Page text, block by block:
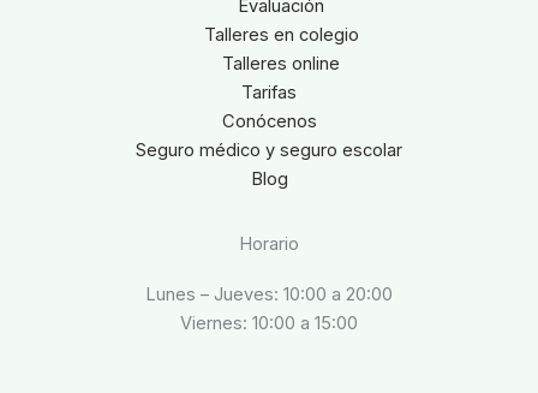
Evaluación
Talleres en colegio
Talleres online
Tarifas
Conócenos
Seguro médico y seguro escolar
Blog
Horario
Lunes – Jueves: 10:00 a 20:00
Viernes: 10:00 a 15:00